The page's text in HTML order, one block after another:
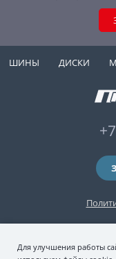
ШИНЫ ДИСКИ
2006-2026 © интернет-
(зимние и летние шины),
Для улучшения работы